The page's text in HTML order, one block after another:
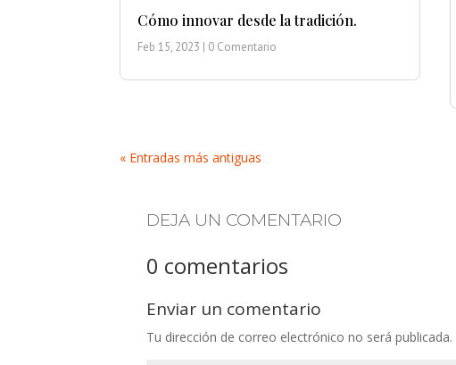
Cómo innovar desde la tradición.
Feb 15, 2023 | 0 Comentario
« Entradas más antiguas
DEJA UN COMENTARIO
0 comentarios
Enviar un comentario
Tu dirección de correo electrónico no será publicada.